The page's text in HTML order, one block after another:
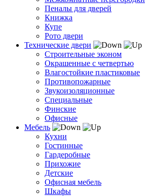
Пеналы для дверей
Книжка
Купе
Рото двери
Технические двери
Строительные эконом
Окрашенные с четвертью
Влагостойкие пластиковые
Противопожарные
Звукоизоляционные
Специальные
Финские
Офисные
Мебель
Кухни
Гостинные
Гардеробные
Прихожие
Детские
Офисная мебель
Шкафы